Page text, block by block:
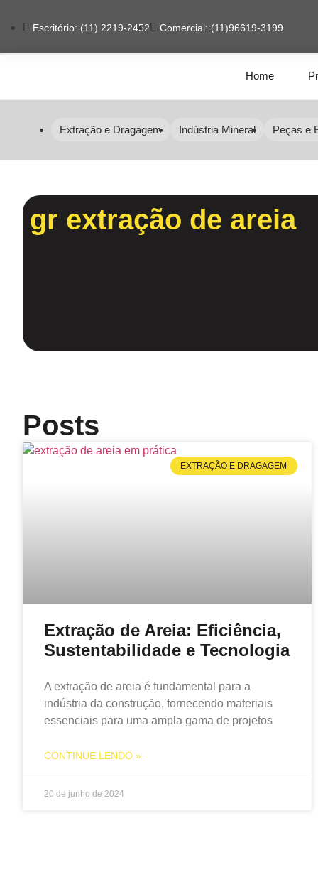
Escritório: (11) 2219-2452 Comercial: (11)96619-3199
Home
Extração e Dragagem Indústria Mineral Peças e
gr extração de areia
Posts
EXTRAÇÃO E DRAGAGEM
Extração de Areia: Eficiência,
Sustentabilidade e Tecnologia
A extração de areia é fundamental para a
indústria da construção, fornecendo materiais
essenciais para uma ampla gama de projetos
CONTINUE LENDO »
20 de junho de 2024